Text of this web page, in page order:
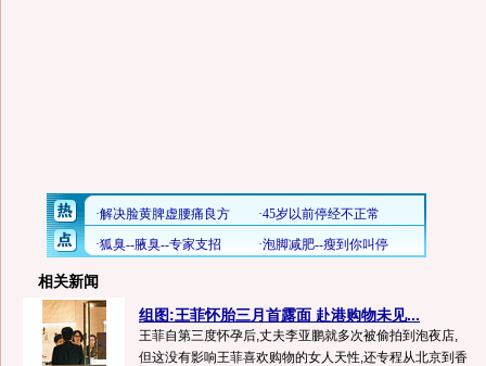
相关新闻
组图:王菲怀胎三月首露面 赴港购物未见...
王菲自第三度怀孕后,丈夫李亚鹏就多次被偷拍到泡夜店,
但这没有影响王菲喜欢购物的女人天性,还专程从北京到香